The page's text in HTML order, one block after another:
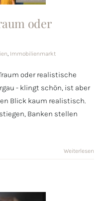
oder
oder
, Immobilienmarkt
oder realistische
- klingt schön, ist aber
Blick kaum realistisch.
Banken stellen
Weiterlesen